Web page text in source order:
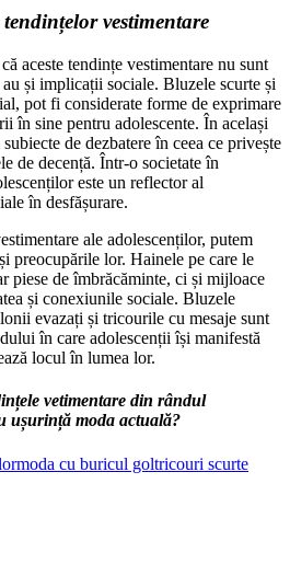
vestimentare
aceste tendințe vestimentare nu sunt
și implicații sociale. Bluzele scurte și
pot fi considerate forme de exprimare
în sine pentru adolescente. În același
de dezbatere în ceea ce privește
de decență. Într-o societate în
este un reflector al
în desfășurare.
ale adolescenților, putem
preocupările lor. Hainele pe care le
piese de îmbrăcăminte, ci și mijloace
și conexiunile sociale. Bluzele
evazați și tricourile cu mesaje sunt
în care adolescenții își manifestă
locul în lumea lor.
vetimentare din rândul
ușurință moda actuală?
moda cu buricul goltricouri scurte